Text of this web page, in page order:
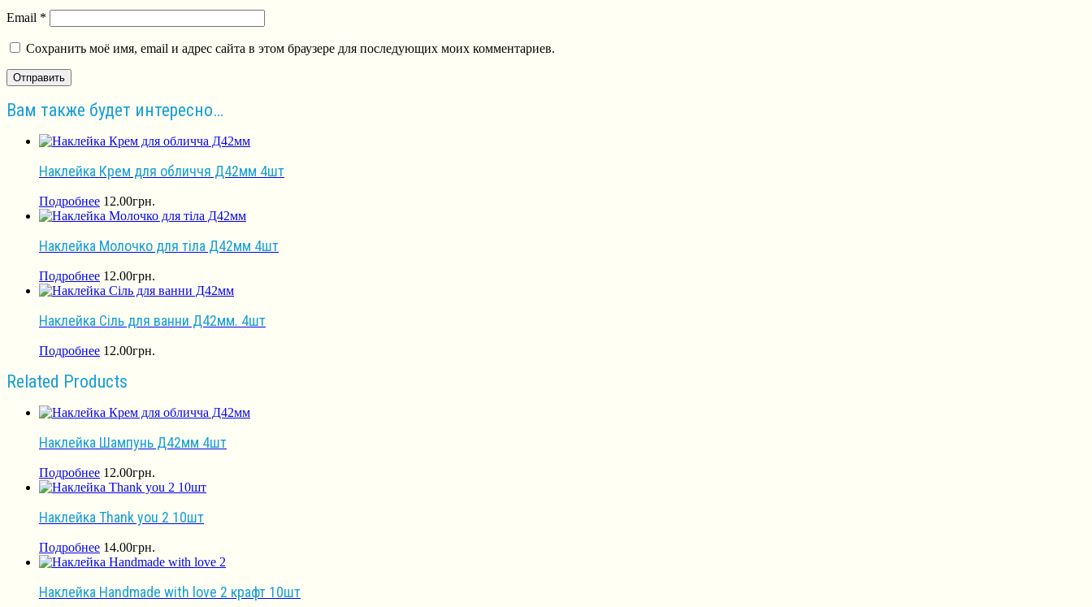
Email *
Сохранить моё имя, email и адрес сайта в этом браузере для последующих моих комментариев.
Вам также будет интересно…
Наклейка Крем для обличчя Д42мм 4шт
Подробнее 12.00грн.
Наклейка Молочко для тіла Д42мм 4шт
Подробнее 12.00грн.
Наклейка Сіль для ванни Д42мм. 4шт
Подробнее 12.00грн.
Related Products
Наклейка Шампунь Д42мм 4шт
Подробнее 12.00грн.
Наклейка Thank you 2 10шт
Подробнее 14.00грн.
Наклейка Handmade with love 2 крафт 10шт